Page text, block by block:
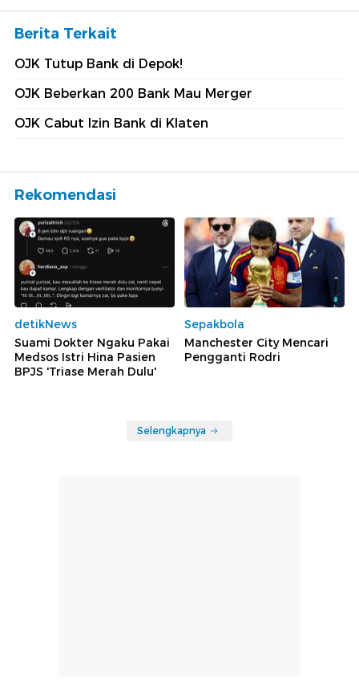
Berita Terkait
OJK Tutup Bank di Depok!
OJK Beberkan 200 Bank Mau Merger
OJK Cabut Izin Bank di Klaten
Rekomendasi
detikNews
Suami Dokter Ngaku Pakai
Medsos Istri Hina Pasien
BPJS 'Triase Merah Dulu'
Sepakbola
Manchester City Mencari
Pengganti Rodri
Selengkapnya